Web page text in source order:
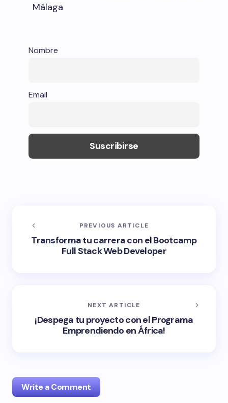
Málaga
Nombre
Email
PREVIOUS ARTICLE
Transforma tu carrera con el Bootcamp
Full Stack Web Developer
NEXT ARTICLE
¡Despega tu proyecto con el Programa
Emprendiendo en África!
Write a Comment